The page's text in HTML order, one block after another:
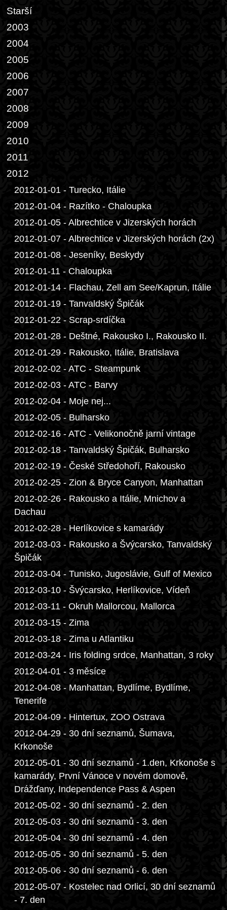
Starší
2003
2004
2005
2006
2007
2008
2009
2010
2011
2012
2012-01-01 - Turecko, Itálie
2012-01-04 - Razítko - Chaloupka
2012-01-05 - Albrechtice v Jizerských horách
2012-01-07 - Albrechtice v Jizerských horách (2x)
2012-01-08 - Jeseníky, Beskydy
2012-01-11 - Chaloupka
2012-01-14 - Flachau, Zell am See/Kaprun, Itálie
2012-01-19 - Tanvaldský Špičák
2012-01-22 - Scrap-srdíčka
2012-01-28 - Deštné, Rakousko I., Rakousko II.
2012-01-29 - Rakousko, Itálie, Bratislava
2012-02-02 - ATC - Steampunk
2012-02-03 - ATC - Barvy
2012-02-04 - Moje nej...
2012-02-05 - Bulharsko
2012-02-16 - ATC - Velikonočně jarní vintage
2012-02-18 - Tanvaldský Špičák, Bulharsko
2012-02-19 - České Středohoří, Rakousko
2012-02-25 - Zion & Bryce Canyon, Manhattan
2012-02-26 - Rakousko a Itálie, Mnichov a
Dachau
2012-02-28 - Herlíkovice s kamarády
2012-03-03 - Rakousko a Švýcarsko, Tanvaldský
Špičák
2012-03-04 - Tunisko, Jugoslávie, Gulf of Mexico
2012-03-10 - Švýcarsko, Herlíkovice, Vídeň
2012-03-11 - Okruh Mallorcou, Mallorca
2012-03-15 - Zima
2012-03-18 - Zima u Atlantiku
2012-03-24 - Iris folding srdce, Manhattan, 3 roky
2012-04-01 - 3 měsíce
2012-04-08 - Manhattan, Bydlíme, Bydlíme,
Tenerife
2012-04-09 - Hintertux, ZOO Ostrava
2012-04-29 - 30 dní seznamů, Šumava,
Krkonoše
2012-05-01 - 30 dní seznamů - 1.den, Krkonoše s
kamarády, První Vánoce v novém domově,
Drážďany, Independence Pass & Aspen
2012-05-02 - 30 dní seznamů - 2. den
2012-05-03 - 30 dní seznamů - 3. den
2012-05-04 - 30 dní seznamů - 4. den
2012-05-05 - 30 dní seznamů - 5. den
2012-05-06 - 30 dní seznamů - 6. den
2012-05-07 - Kostelec nad Orlicí, 30 dní seznamů
- 7. den